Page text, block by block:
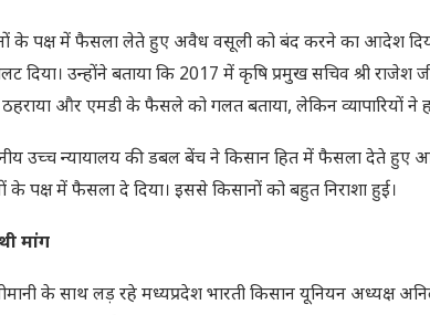
के पक्ष में फैसला लेते हुए अवैध वसूली को बंद करने का आदेश
दिया। उन्होंने बताया कि 2017 में कृषि प्रमुख सचिव श्री राजेश
और एमडी के फैसले को गलत बताया, लेकिन व्यापारियों ने
उच्च न्यायालय की डबल बेंच ने किसान हित में फैसला देते हुए
पक्ष में फैसला दे दिया। इससे किसानों को बहुत निराशा हुई।
मांग
के साथ लड़ रहे मध्यप्रदेश भारती किसान यूनियन अध्यक्ष